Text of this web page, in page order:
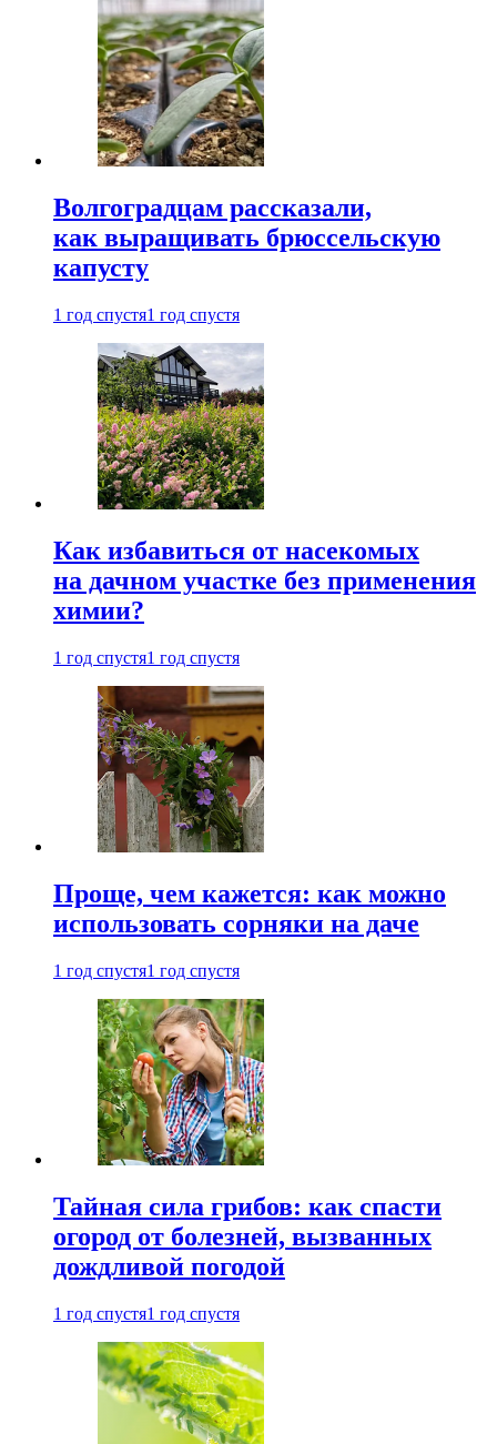
Волгоградцам рассказали,
как выращивать брюссельскую
капусту
1 год спустя1 год спустя
Как избавиться от насекомых
на дачном участке без применения
химии?
1 год спустя1 год спустя
Проще, чем кажется: как можно
использовать сорняки на даче
1 год спустя1 год спустя
Тайная сила грибов: как спасти
огород от болезней, вызванных
дождливой погодой
1 год спустя1 год спустя